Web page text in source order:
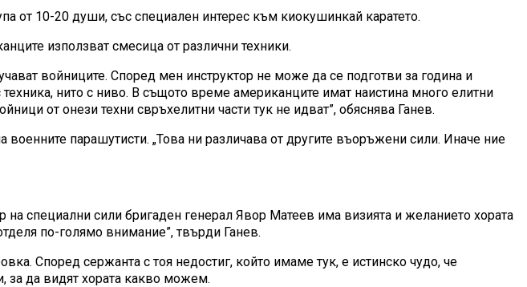
от 10-20 души, със специален интерес към киокушинкай каратето.
използват смесица от различни техники.
войниците. Според мен инструктор не може да се подготви за година и
нито с ниво. В същото време американците имат наистина много елитни
от онези техни свръхелитни части тук не идват”, обяснява Ганев.
парашутисти. „Това ни различава от другите въоръжени сили. Иначе ние
специални сили бригаден генерал Явор Матеев има визията и желанието хората
по-голямо внимание”, твърди Ганев.
Според сержанта с тоя недостиг, който имаме тук, е истинско чудо, че
да видят хората какво можем.